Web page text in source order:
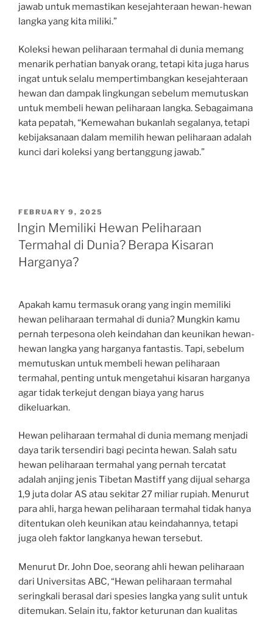
jawab untuk memastikan kesejahteraan hewan-hewan
langka yang kita miliki.”
Koleksi hewan peliharaan termahal di dunia memang
menarik perhatian banyak orang, tetapi kita juga harus
ingat untuk selalu mempertimbangkan kesejahteraan
hewan dan dampak lingkungan sebelum memutuskan
untuk membeli hewan peliharaan langka. Sebagaimana
kata pepatah, “Kemewahan bukanlah segalanya, tetapi
kebijaksanaan dalam memilih hewan peliharaan adalah
kunci dari koleksi yang bertanggung jawab.”
POSTED
ON
FEBRUARY 9, 2025
Ingin Memiliki Hewan Peliharaan
Termahal di Dunia? Berapa Kisaran
Harganya?
Apakah kamu termasuk orang yang ingin memiliki
hewan peliharaan termahal di dunia? Mungkin kamu
pernah terpesona oleh keindahan dan keunikan hewan-
hewan langka yang harganya fantastis. Tapi, sebelum
memutuskan untuk membeli hewan peliharaan
termahal, penting untuk mengetahui kisaran harganya
agar tidak terkejut dengan biaya yang harus
dikeluarkan.
Hewan peliharaan termahal di dunia memang menjadi
daya tarik tersendiri bagi pecinta hewan. Salah satu
hewan peliharaan termahal yang pernah tercatat
adalah anjing jenis Tibetan Mastiff yang dijual seharga
1,9 juta dolar AS atau sekitar 27 miliar rupiah. Menurut
para ahli, harga hewan peliharaan termahal tidak hanya
ditentukan oleh keunikan atau keindahannya, tetapi
juga oleh faktor langkanya hewan tersebut.
Menurut Dr. John Doe, seorang ahli hewan peliharaan
dari Universitas ABC, “Hewan peliharaan termahal
seringkali berasal dari spesies langka yang sulit untuk
ditemukan. Selain itu, faktor keturunan dan kualitas